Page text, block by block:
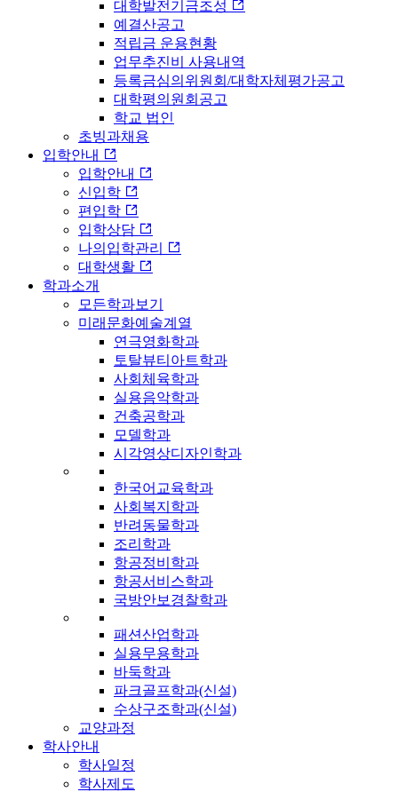
대학발전기금조성
예결산공고
적립금 운용현황
업무추진비 사용내역
등록금심의위원회/대학자체평가공고
대학평의원회공고
학교 법인
초빙과채용
입학안내
입학안내
신입학
편입학
입학상담
나의입학관리
대학생활
학과소개
모든학과보기
미래문화예술계열
연극영화학과
토탈뷰티아트학과
사회체육학과
실용음악학과
건축공학과
모델학과
시각영상디자인학과
한국어교육학과
사회복지학과
반려동물학과
조리학과
항공정비학과
항공서비스학과
국방안보경찰학과
패션산업학과
실용무용학과
바둑학과
파크골프학과(신설)
수상구조학과(신설)
교양과정
학사안내
학사일정
학사제도